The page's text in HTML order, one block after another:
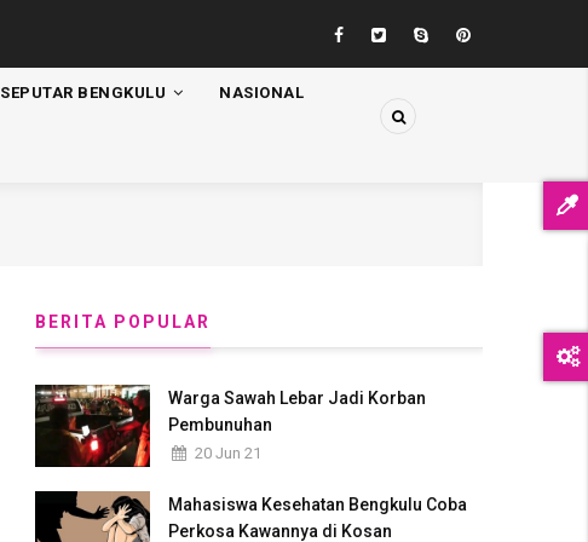
SEPUTAR BENGKULU NASIONAL
BERITA POPULAR
Warga Sawah Lebar Jadi Korban
Pembunuhan
20 Jun 21
Mahasiswa Kesehatan Bengkulu Coba
Perkosa Kawannya di Kosan